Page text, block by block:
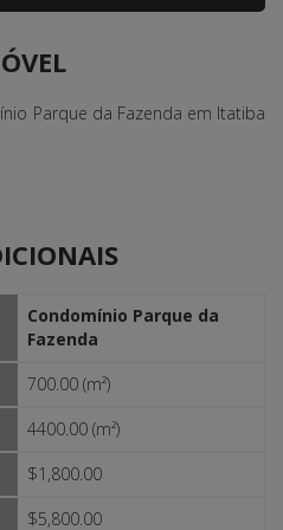
Parque da Fazenda em Itatiba
Condomínio Parque da
Fazenda
700.00 (m²)
4400.00 (m²)
$1,800.00
$5,800.00